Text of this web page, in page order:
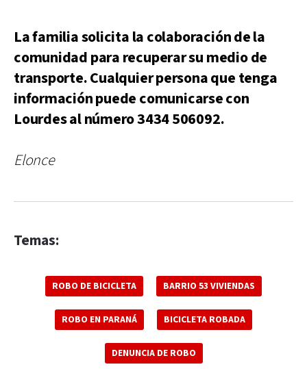
La familia solicita la colaboración de la
comunidad para recuperar su medio de
transporte. Cualquier persona que tenga
información puede comunicarse con
Lourdes al número 3434 506092.
Elonce
Temas:
ROBO DE BICICLETA BARRIO 53 VIVIENDAS
ROBO EN PARANÁ BICICLETA ROBADA
DENUNCIA DE ROBO